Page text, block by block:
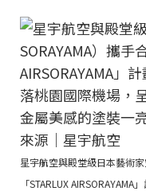
星宇航空與殿堂級日本藝術
「STARLUX